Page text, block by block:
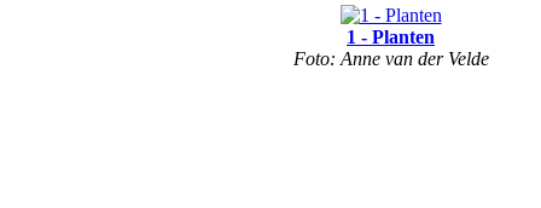
1 - Planten
Foto: Anne van der Velde